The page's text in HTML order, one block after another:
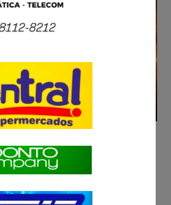
atingiu, na noite
próxima à Universidade
Sul (UFMS), no bairro
(MS). As chamas